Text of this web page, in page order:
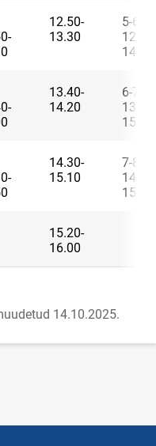
12.50-
13.30
5-6
12.50-
14.10
13.40-
14.20
6-7
13.40-
15.00
14.30-
15.10
7-8
14.30-
15.50
15.20-
16.00
14.10.2025.